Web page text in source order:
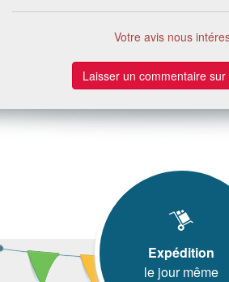
Votre avis nous
Laisser un commentaire
Expédition
le jour même